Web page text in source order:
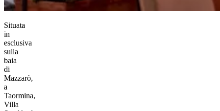
Situata
in
esclusiva
sulla
baia
di
Mazzarò,
a
Taormina,
Villa